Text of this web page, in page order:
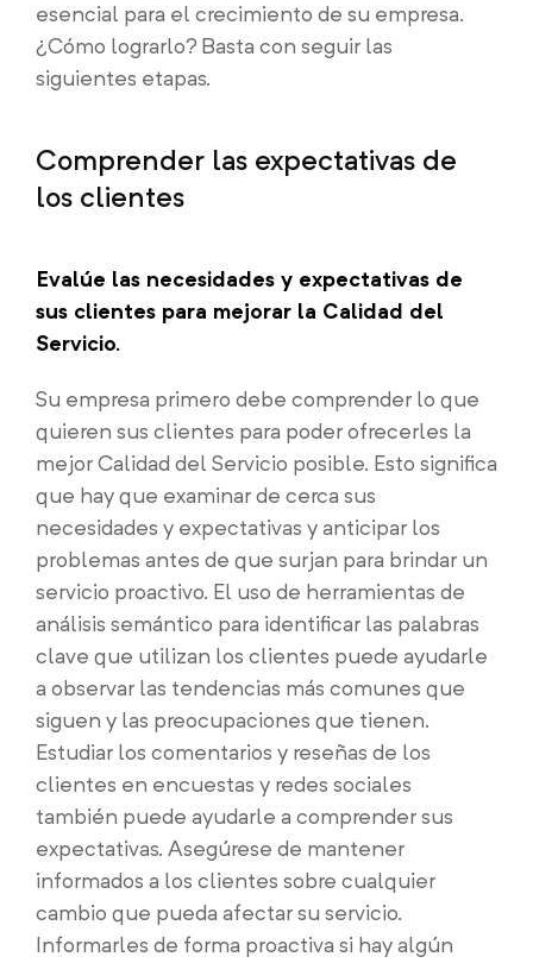
esencial para el crecimiento de su empresa.
¿Cómo lograrlo? Basta con seguir las
siguientes etapas.
Comprender las expectativas de
los clientes
Evalúe las necesidades y expectativas de
sus clientes para mejorar la Calidad del
Servicio.
Su empresa primero debe comprender lo que
quieren sus clientes para poder ofrecerles la
mejor Calidad del Servicio posible. Esto significa
que hay que examinar de cerca sus
necesidades y expectativas y anticipar los
problemas antes de que surjan para brindar un
servicio proactivo. El uso de herramientas de
análisis semántico para identificar las palabras
clave que utilizan los clientes puede ayudarle
a observar las tendencias más comunes que
siguen y las preocupaciones que tienen.
Estudiar los comentarios y reseñas de los
clientes en encuestas y redes sociales
también puede ayudarle a comprender sus
expectativas. Asegúrese de mantener
informados a los clientes sobre cualquier
cambio que pueda afectar su servicio.
Informarles de forma proactiva si hay algún